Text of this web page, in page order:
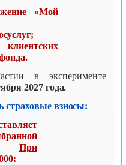
«Мой
в эксперименте
2027 года.
страховые взносы:
При